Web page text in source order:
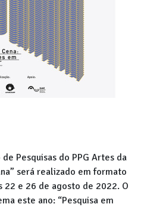
Pesquisas do PPG Artes da
será realizado em formato
22 e 26 de agosto de 2022. O
este ano: “Pesquisa em